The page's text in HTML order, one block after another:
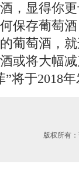
，显得你更
保存葡萄酒
葡萄酒，就
或将大幅
将于2018
版权所有